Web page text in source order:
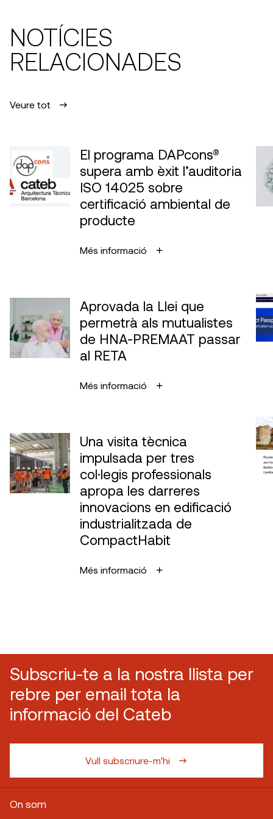
NOTÍCIES
RELACIONADES
Veure tot
El programa DAPcons®
supera amb èxit l’auditoria
ISO 14025 sobre
certificació ambiental de
producte
Més informació
Aprovada la Llei que
permetrà als mutualistes
de HNA-PREMAAT passar
al RETA
Més informació
Una visita tècnica
impulsada per tres
col·legis professionals
apropa les darreres
innovacions en edificació
industrialitzada de
CompactHabit
Més informació
Subscriu-te a la nostra llista per
rebre per email tota la
informació del Cateb
Vull subscriure-m'hi
On som